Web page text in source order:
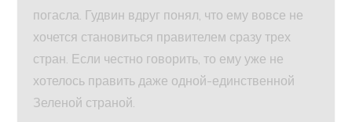
погасла. Гудвин вдруг понял, что ему вовсе не
хочется становиться правителем сразу трех
стран. Если честно говорить, то ему уже не
хотелось править даже одной-единственной
Зеленой страной.